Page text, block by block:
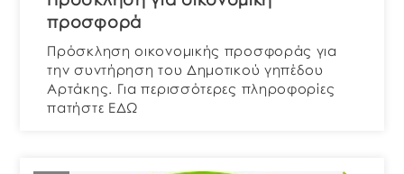
προσφορά
Πρόσκληση οικονομικής προσφοράς για
την συντήρηση του Δημοτικού γηπέδου
Αρτάκης. Για περισσότερες πληροφορίες
πατήστε ΕΔΩ